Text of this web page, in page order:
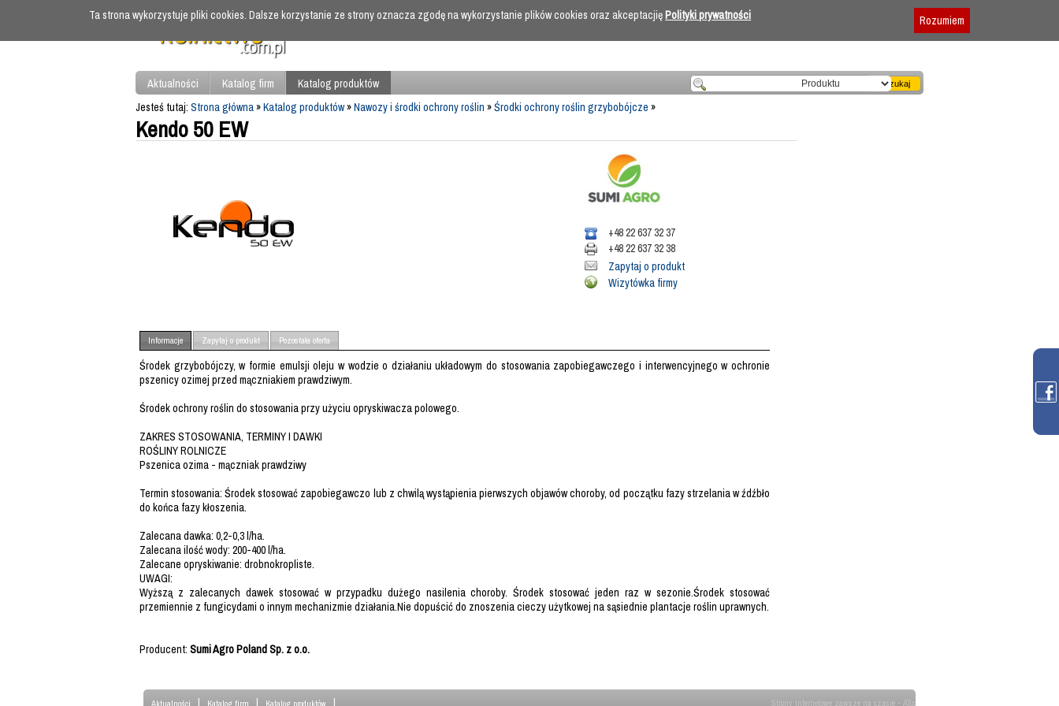
Regulamin
Aktualności Katalog firm
Katalog produktów
Jesteś tutaj: Strona główna»Katalog produktów»Nawozy i środki ochrony roślin »Środki ochrony roślin grzybobójcze »
Kendo 50 EW
+48 22 637 32 37
+48 22 637 32 38
Zapytaj o produkt
Wizytówka firmy
Informacje Zapytaj o produkt Pozostała oferta
Środek grzybobójczy, w formie emulsji oleju w wodzie o działaniu układowym do stosowania zapobiegawczego i interwencyjnego w ochronie
pszenicy ozimej przed mączniakiem prawdziwym.
Środek ochrony roślin do stosowania przy użyciu opryskiwacza polowego.
ZAKRES STOSOWANIA, TERMINY I DAWKI
ROŚLINY ROLNICZE
Pszenica ozima - mączniak prawdziwy
Termin stosowania: Środek stosować zapobiegawczo lub z chwilą wystąpienia pierwszych objawów choroby, od początku fazy strzelania w źdźbło
do końca fazy kłoszenia.
Zalecana dawka: 0,2-0,3 l/ha.
Zalecana ilość wody: 200-400 l/ha.
Zalecane opryskiwanie: drobnokropliste.
UWAGI:
Wyższą z zalecanych dawek stosować w przypadku dużego nasilenia choroby. Środek stosować jeden raz w sezonie.Środek stosować
przemiennie z fungicydami o innym mechanizmie działania.Nie dopuścić do znoszenia cieczy użytkowej na sąsiednie plantacje roślin uprawnych.
Producent: Sumi Agro Poland Sp. z o.o.
Strony internetowe zawsze na czasie - ATcom
Ta strona wykorzystuje pliki cookies. Dalsze korzystanie ze strony oznacza zgodę na wykorzystanie plików cookies oraz akceptacjięPolityki prywatności Rozumiem